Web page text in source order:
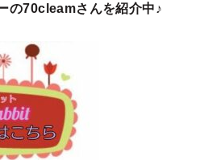
の70cleamさんを紹介中♪